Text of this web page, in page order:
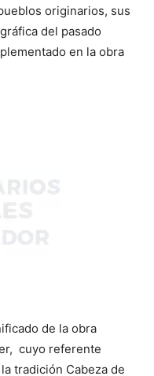
originarios, sus
del pasado
en la obra
de la obra
cuyo referente
tradición Cabeza de